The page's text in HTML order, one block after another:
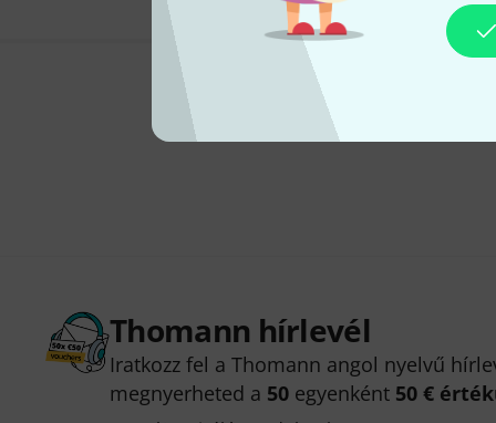
Thomann hírlevél
Iratkozz fel a Thomann angol nyelvű
megnyerheted a 50 egyenként 50 €